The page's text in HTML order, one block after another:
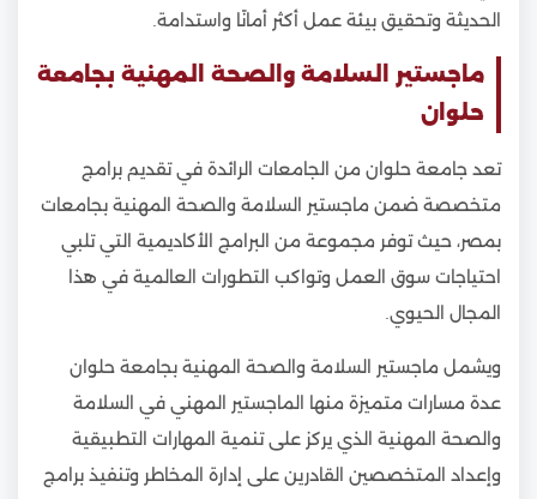
الحديثة وتحقيق بيئة عمل أكثر أمانًا واستدامة.
ماجستير السلامة والصحة المهنية بجامعة
حلوان
تعد جامعة حلوان من الجامعات الرائدة في تقديم برامج
متخصصة ضمن ماجستير السلامة والصحة المهنية بجامعات
بمصر، حيث توفر مجموعة من البرامج الأكاديمية التي تلبي
احتياجات سوق العمل وتواكب التطورات العالمية في هذا
المجال الحيوي.
ويشمل ماجستير السلامة والصحة المهنية بجامعة حلوان
عدة مسارات متميزة منها الماجستير المهني في السلامة
والصحة المهنية الذي يركز على تنمية المهارات التطبيقية
وإعداد المتخصصين القادرين على إدارة المخاطر وتنفيذ برامج